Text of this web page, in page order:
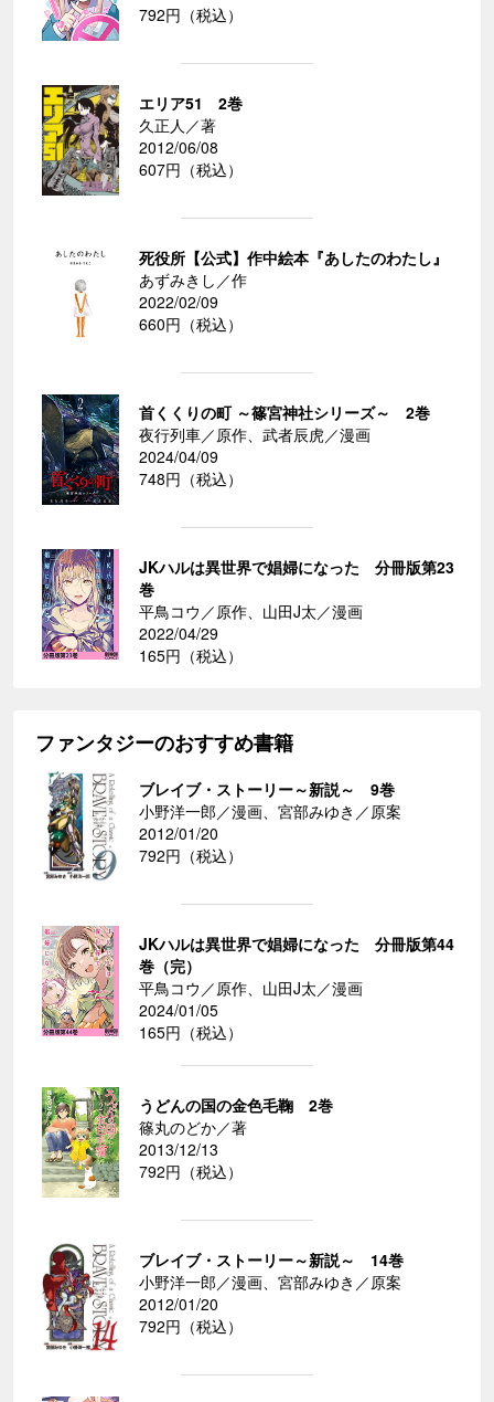
792円（税込）
エリア51 2巻
久正人／著
2012/06/08
607円（税込）
死役所【公式】作中絵本『あしたのわたし』
あずみきし／作
2022/02/09
660円（税込）
首くくりの町 ～篠宮神社シリーズ～ 2巻
夜行列車／原作、武者辰虎／漫画
2024/04/09
748円（税込）
JKハルは異世界で娼婦になった 分冊版第23
巻
平鳥コウ／原作、山田J太／漫画
2022/04/29
165円（税込）
ファンタジーのおすすめ書籍
ブレイブ・ストーリー～新説～ 9巻
小野洋一郎／漫画、宮部みゆき／原案
2012/01/20
792円（税込）
JKハルは異世界で娼婦になった 分冊版第44
巻（完）
平鳥コウ／原作、山田J太／漫画
2024/01/05
165円（税込）
うどんの国の金色毛鞠 2巻
篠丸のどか／著
2013/12/13
792円（税込）
ブレイブ・ストーリー～新説～ 14巻
小野洋一郎／漫画、宮部みゆき／原案
2012/01/20
792円（税込）